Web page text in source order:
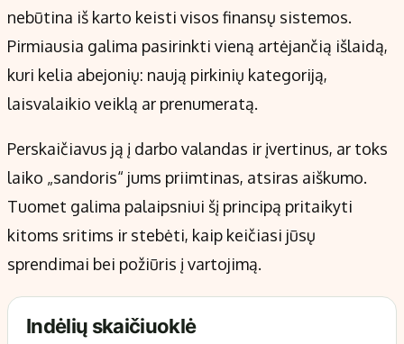
nebūtina iš karto keisti visos finansų sistemos.
Pirmiausia galima pasirinkti vieną artėjančią išlaidą,
kuri kelia abejonių: naują pirkinių kategoriją,
laisvalaikio veiklą ar prenumeratą.
Perskaičiavus ją į darbo valandas ir įvertinus, ar toks
laiko „sandoris“ jums priimtinas, atsiras aiškumo.
Tuomet galima palaipsniui šį principą pritaikyti
kitoms sritims ir stebėti, kaip keičiasi jūsų
sprendimai bei požiūris į vartojimą.